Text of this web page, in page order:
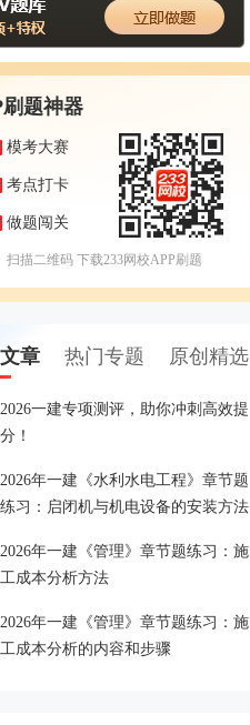
题神器
模考大赛
考点打卡
做题闯关
扫描二维码 下载233网校APP刷题
章 热门专题 原创精选
2026一建专项测评，助你冲刺高效提
分！
2026年一建《水利水电工程》章节题
练习：启闭机与机电设备的安装方法
2026年一建《管理》章节题练习：施
工成本分析方法
2026年一建《管理》章节题练习：施
工成本分析的内容和步骤